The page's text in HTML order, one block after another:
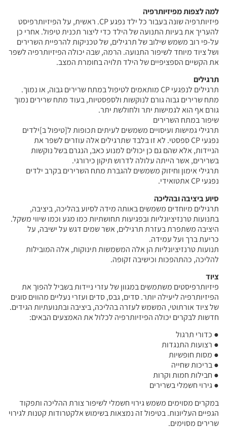
למה לצפות מפיזיותרפיה
פיזיותרפיה שונה בעבור כל ילד נפגע CP. ראשית, על הפיזיותרפיסט
להעריך את בעיות התנועה של הילד כדי ליצור תכנית טיפול. אחרי כן
על-פי רוב משמש שילוב של תרגילים, של טכניקות להרפיית השרירים
ושל ציוד מיוחד לשיפור התנועה. הרמה, שבה יכולה הפיזיותרפיה לשפר
את הקשיים הספציפיים של הילד תלויה בחומרת המצב.
תרגילים
תרגילים לנפגעי CP מותאמים לטיפול במתח שרירים גבוה, או נמוך.
מתח שרירים גבוה גורם לנוקשות ולספסטיות, בעוד מתח שרירים נמוך
גורם אף הוא לגמישות יתר ולחולשת יתר.
שיפור במתח השרירים
תרגילי גמישות ועיסויים משמשים לעיתים תכופות ל[טיפול ב]ילדים
נפגעי CP ספסטי. לא זו בלבד שתרגילים אלה עוזרים לשפר את
הניידות, אלא שהם גם כן יכולים למנוע כאב, הנגרם בשל נוקשות
בשרירים, אשר הייתה עלולה לדרוש תיקון כירורגי.
תרגילי אימון וחיזוק משמשים להגברת מתח השרירים בקרב ילדים
נפגעי CP אתטואידי.
סיוע ביציבה ובהליכה
תרגילים מיוחדים משמשים באותה מידה לסיוע בהליכה, ביציבה,
בתנועות טרנזיציונליות ובפגיעות תחושתיות כמו מגע וכמו שיווי משקל.
היציבה משתפרת בעזרת תרגילים, אשר שמים דגש על ישיבה, על
כריעת ברך ועל עמידה.
תנועות טרנזיציונליות הן אלה המשמשות תינוקות, אלה המובילות
להליכה, כהתהפכות וכישיבה זקופה.
ציוד
פיזיותרפיסטים משתמשים במגוון של עזרי ניידות בשביל להפוך את
הפיזיותרפיה ליעילה יותר. סדים, גבס, סדים ועזרי נעליים מהווים סוגים
של ציוד אורתוטי, המשמש לעזרה בהליכה, ביציבה ובתנועתיות הגידים.
חדשות לבקרים יכולה הפיזיותרפיה לכלול את האמצעים הבאים:
● כדורי תרגול
● רצועות התנגדות
● מסות חופשיות
● בריכות שחייה
● חבילות חמות וקרות
● גירוי חשמלי בשרירים
במקרים מסוימים משמש גירוי חשמלי לשיפור צורת ההליכה ותפקוד
הגפיים העליונות. בטיפול זה נמצאות בשימוש אלקטרודות קטנות לגירוי
שרירים מסוימים.